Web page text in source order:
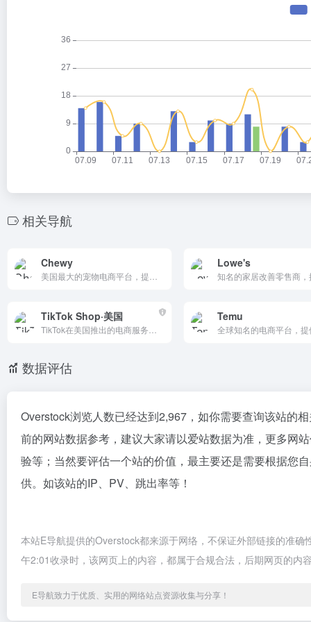
相关导航
Chewy Lowe's
TikTok Shop·美国 Temu
数据评估
Overstock浏览人数已经达到2,967，如你需要查询该站的
前的网站数据参考，建议大家请以爱站数据为准，更多网
验等；当然要评估一个站的价值，最主要还是需要根据您
供。如该站的IP、PV、跳出率等！
本站E导航提供的Overstock都来源于网络，不保证外部链接的准
午2:01收录时，该网页上的内容，都属于合规合法，后期网页的
E导航致力于优质、实用的网络站点资源收集与分享！